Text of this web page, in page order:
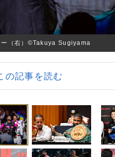
ー（右）©︎Takuya Sugiyama
の記事を読む